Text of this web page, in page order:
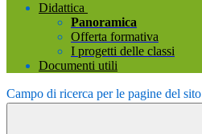
Didattica
Panoramica
Offerta formativa
I progetti delle classi
Documenti utili
Campo di ricerca per le pagine del sito